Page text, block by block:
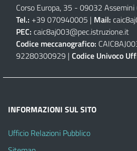
Corso Europa, 35 - 09032 Assemini
Tel.: +39 070940005 | Mail:
PEC: caic8aj003@pec.istruzione.it
Codice meccanografico:
92280300929 | Codice Univoco
INFORMAZIONI SUL SITO
Ufficio Relazioni Pubblico